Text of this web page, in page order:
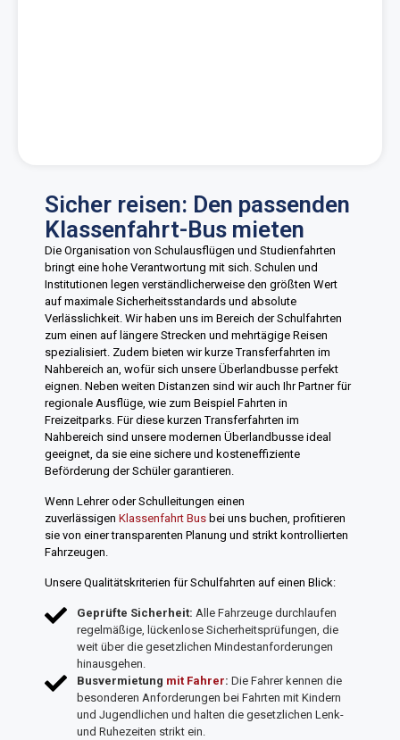
Sicher reisen: Den passenden
Klassenfahrt-Bus mieten
Die Organisation von Schulausflügen und Studienfahrten
bringt eine hohe Verantwortung mit sich. Schulen und
Institutionen legen verständlicherweise den größten Wert
auf maximale Sicherheitsstandards und absolute
Verlässlichkeit. Wir haben uns im Bereich der Schulfahrten
zum einen auf längere Strecken und mehrtägige Reisen
spezialisiert. Zudem bieten wir kurze Transferfahrten im
Nahbereich an, wofür sich unsere Überlandbusse perfekt
eignen. Neben weiten Distanzen sind wir auch Ihr Partner für
regionale Ausflüge, wie zum Beispiel Fahrten in
Freizeitparks. Für diese kurzen Transferfahrten im
Nahbereich sind unsere modernen Überlandbusse ideal
geeignet, da sie eine sichere und kosteneffiziente
Beförderung der Schüler garantieren.
Wenn Lehrer oder Schulleitungen einen
zuverlässigen Klassenfahrt Bus bei uns buchen, profitieren
sie von einer transparenten Planung und strikt kontrollierten
Fahrzeugen.
Unsere Qualitätskriterien für Schulfahrten auf einen Blick:
Geprüfte Sicherheit: Alle Fahrzeuge durchlaufen
regelmäßige, lückenlose Sicherheitsprüfungen, die
weit über die gesetzlichen Mindestanforderungen
hinausgehen.
Busvermietung mit Fahrer: Die Fahrer kennen die
besonderen Anforderungen bei Fahrten mit Kindern
und Jugendlichen und halten die gesetzlichen Lenk-
und Ruhezeiten strikt ein.